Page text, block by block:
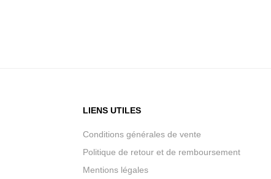
LIENS UTILES
Conditions générales de vente
Politique de retour et de remboursement
Mentions légales